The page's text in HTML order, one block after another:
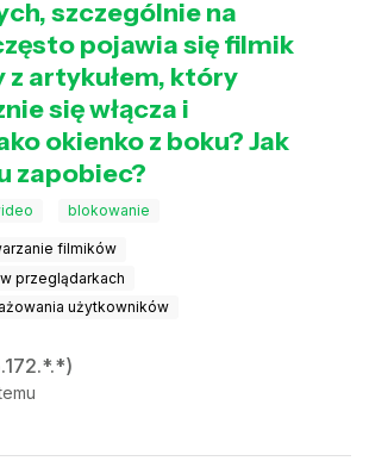
szczególnie na
pojawia się filmik
z artykułem, który
się włącza i
okienko z boku? Jak
zapobiec?
blokowanie
filmików
przeglądarkach
użytkowników